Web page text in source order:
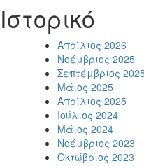
Ιστορικό
Απρίλιος 2026
Νοέμβριος 2025
Σεπτέμβριος
Μάιος 2025
Απρίλιος 2025
Ιούλιος 2024
Μάιος 2024
Νοέμβριος 2023
Οκτώβριος 2023